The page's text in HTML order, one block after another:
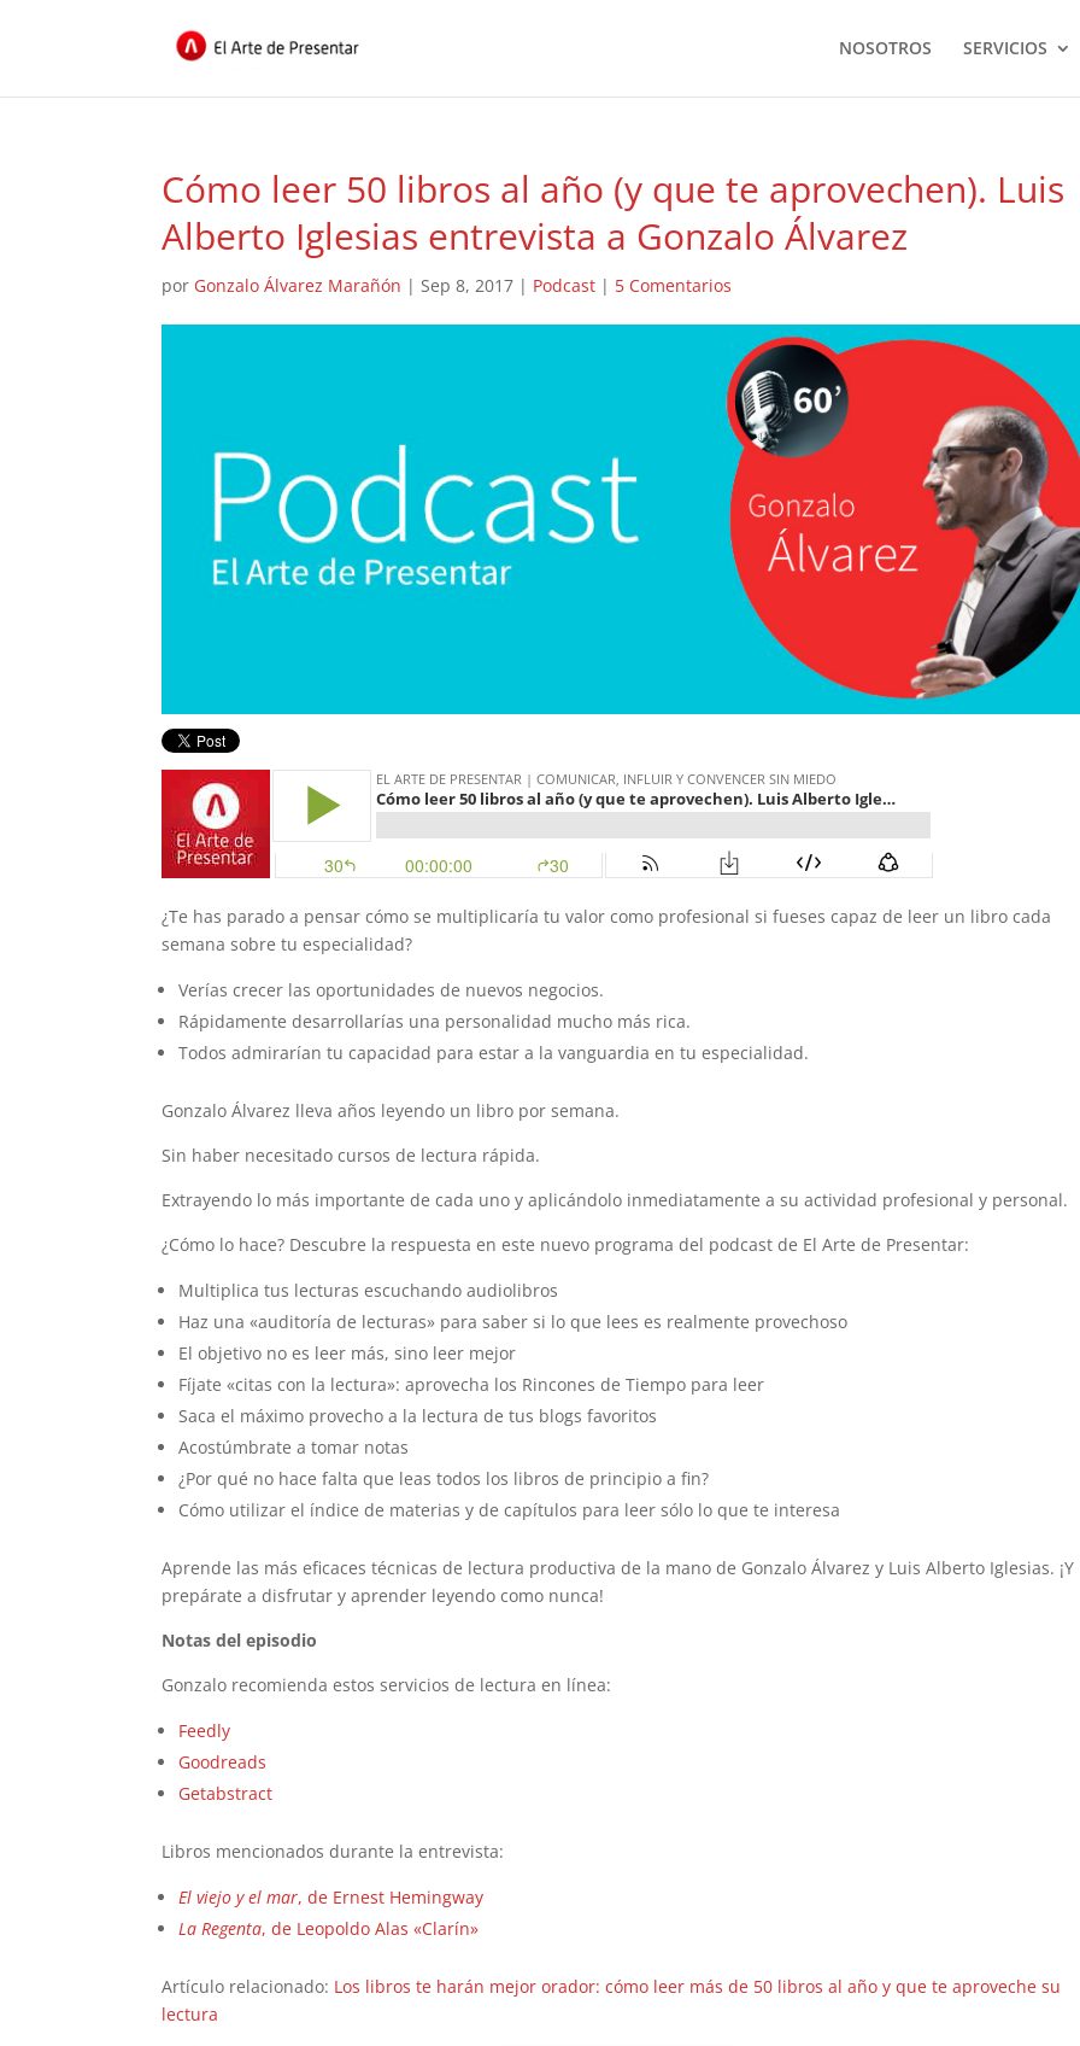
NOSOTROS SERVICIOS
Cómo leer 50 libros al año (y que te aprovechen). Luis
Alberto Iglesias entrevista a Gonzalo Álvarez
por Gonzalo Álvarez Marañón |Sep 8, 2017 | Podcast | 5 Comentarios
¿Te has parado a pensar cómo se multiplicaría tu valor como profesional si fueses capaz de leer un libro cada
semana sobre tu especialidad?
Verías crecer las oportunidades de nuevos negocios.
Rápidamente desarrollarías una personalidad mucho más rica.
Todos admirarían tu capacidad para estar a la vanguardia en tu especialidad.
Gonzalo Álvarez lleva años leyendo un libro por semana.
Sin haber necesitado cursos de lectura rápida.
Extrayendo lo más importante de cada uno y aplicándolo inmediatamente a su actividad profesional y personal.
¿Cómo lo hace? Descubre la respuesta en este nuevo programa del podcast de El Arte de Presentar:
Multiplica tus lecturas escuchando audiolibros
Haz una «auditoría de lecturas» para saber si lo que lees es realmente provechoso
El objetivo no es leer más, sino leer mejor
Fíjate «citas con la lectura»: aprovecha los Rincones de Tiempo para leer
Saca el máximo provecho a la lectura de tus blogs favoritos
Acostúmbrate a tomar notas
¿Por qué no hace falta que leas todos los libros de principio a fin?
Cómo utilizar el índice de materias y de capítulos para leer sólo lo que te interesa
Aprende las más eficaces técnicas de lectura productiva de la mano de Gonzalo Álvarez y Luis Alberto Iglesias. ¡Y
prepárate a disfrutar y aprender leyendo como nunca!
Notas del episodio
Gonzalo recomienda estos servicios de lectura en línea:
Feedly
Goodreads
Getabstract
Libros mencionados durante la entrevista:
El viejo y el mar, de Ernest Hemingway
La Regenta, de Leopoldo Alas «Clarín»
Artículo relacionado: Los libros te harán mejor orador: cómo leer más de 50 libros al año y que te aproveche su
lectura